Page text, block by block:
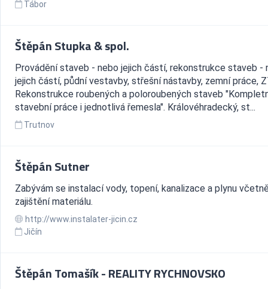
Tábor
Štěpán Stupka & spol.
Provádění staveb - nebo jejich částí, rekonstrukce staveb -
jejich částí, půdní vestavby, střešní nástavby, zemní práce,
Rekonstrukce roubených a poloroubených staveb
stavební práce i jednotlivá řemesla". Královéhradecký, st...
Trutnov
Štěpán Sutner
Zabývám se instalací vody, topení, kanalizace a plynu
zajištění materiálu.
http://www.instalater-jicin.cz
Jičín
Štěpán Tomašík - REALITY RYCHNOVSKO